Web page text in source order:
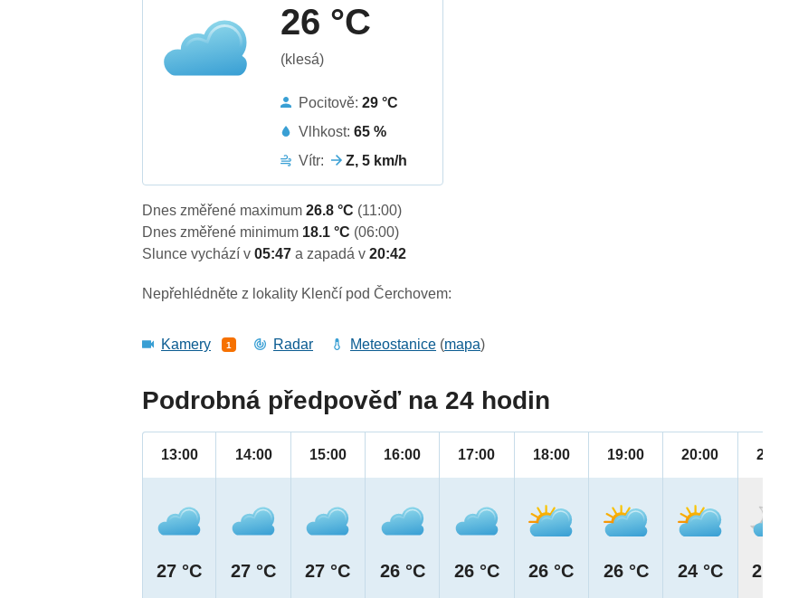
26 °C
(klesá)
Pocitově:29 °C
Vlhkost:65 %
Vítr:
Z, 5 km/h
Dnes změřené maximum26.8 °C (11:00)
Dnes změřené minimum 18.1 °C (06:00)
Slunce vychází v05:47a zapadá v20:42
Nepřehlédněte z lokality Klenčí pod Čerchovem:
Kamery 1 Radar Meteostanice (mapa)
Podrobná předpověď na 24 hodin
13:00
27 °C
14:00
27 °C
15:00
27 °C
16:00
26 °C
17:00
26 °C
18:00
26 °C
19:00
26 °C
20:00
24 °C
21:00
21 °C